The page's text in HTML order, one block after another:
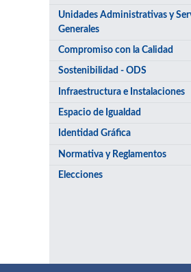
Unidades Administrativas y
Generales
Compromiso con la Calidad
Sostenibilidad - ODS
Infraestructura e Instalaciones
Espacio de Igualdad
Identidad Gráfica
Normativa y Reglamentos
Elecciones